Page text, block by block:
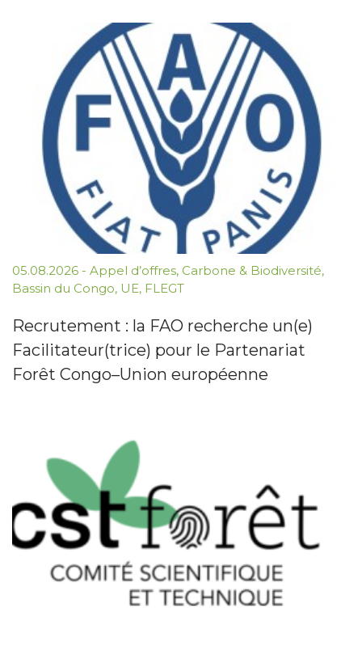
05.08.2026 - Appel d’offres, Carbone & Biodiversité,
Bassin du Congo, UE, FLEGT
Recrutement : la FAO recherche un(e)
Facilitateur(trice) pour le Partenariat
Forêt Congo–Union européenne